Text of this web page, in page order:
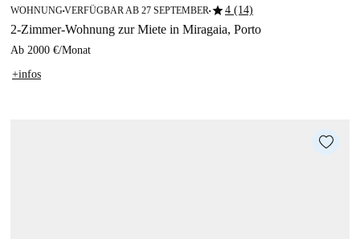
WOHNUNG■VERFÜGBAR AB 27 SEPTEMBER■star4 (14)
2-Zimmer-Wohnung zur Miete in Miragaia, Porto
Ab 2000 €/Monat
+infos